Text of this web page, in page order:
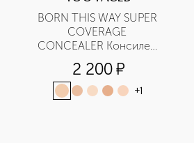
BORN THIS WAY SUPER
COVERAGE
CONCEALER Консилер
с высокой степенью
покрытия в мини-
формате
2 200¤
+1